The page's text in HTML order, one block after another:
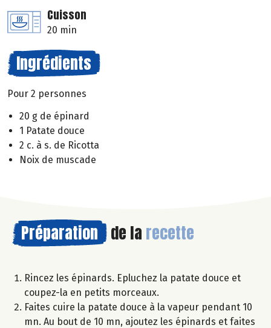
Cuisson
20 min
Ingrédients
Pour 2 personnes
20 g de épinard
1 Patate douce
2 c. à s. de Ricotta
Noix de muscade
Préparation de la recette
Rincez les épinards. Epluchez la patate douce et
coupez-la en petits morceaux.
Faites cuire la patate douce à la vapeur pendant 10
mn. Au bout de 10 mn, ajoutez les épinards et faites